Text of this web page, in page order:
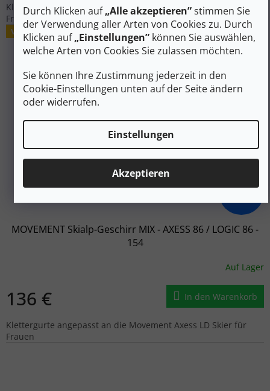
Durch Klicken auf„Alle akzeptieren”stimmen Sie
der Verwendung aller Arten von Cookies zu. Durch
Klicken auf„Einstellungen” können Sie auswählen,
welche Arten von Cookies Sie zulassen möchten.
Sie können Ihre Zustimmung jederzeit in den
Cookie-Einstellungen unten auf der Seite ändern
oder widerrufen.
Einstellungen
Akzeptieren
Klettergurte angepasst an die Movement Axess LD Skier für
Frauen
Verkauf
194 €
MOVEMENT Skialp-Geschirr MIX - AXESS 86 / LOGIC 86 -
154
Auf Lager
136 € In den Warenkorb
Klettergurte angepasst an die Movement Axess LD Skier für
Frauen